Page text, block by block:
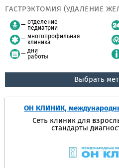
ГАСТРЭКТОМИЯ (УДАЛЕНИЕ
отделение
педиатрии
многопрофильная
клиника
дни
работы
Выбрать
ОН КЛИНИК,
Сеть клиник для
стандарты